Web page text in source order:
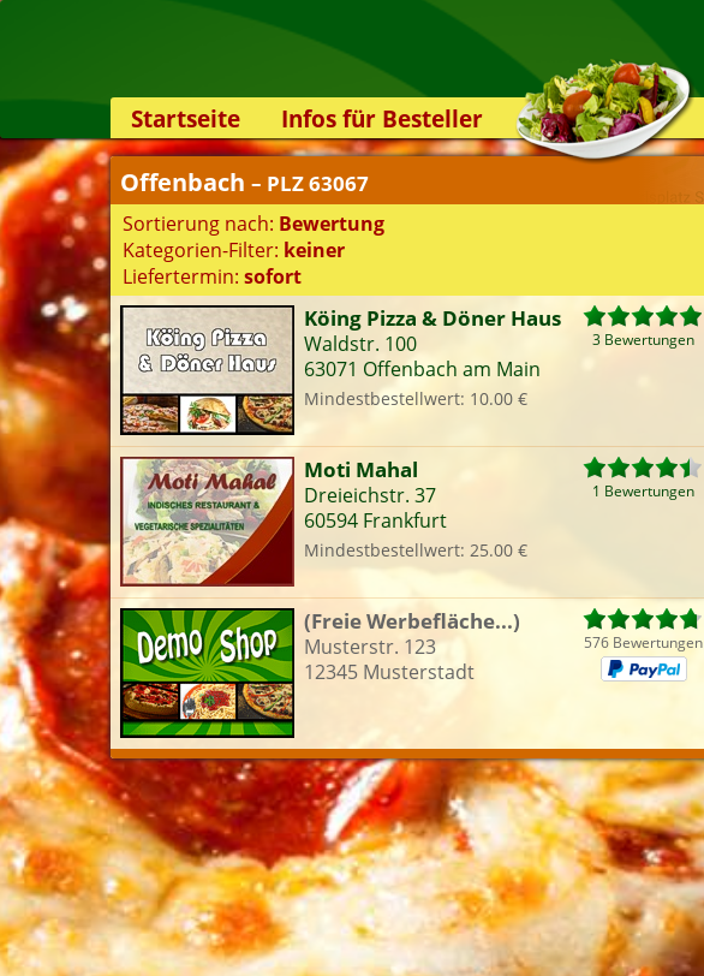
Startseite
Infos für Besteller
Lieferservice-App
Weiterempfehlen
Newsletter
Sicherheit
Kontakt
Sortierung:
Kategorien-Filter:
Pizza
Nudeln
sofort
für
Offenbach – PLZ 63067
Sortierung nach: Bewertung
Kategorien-Filter: keiner
Liefertermin: sofort
Köing Pizza & Döner Haus
Waldstr. 100
63071 Offenbach am Main
Mindestbestellwert: 10.00 €
3 Bewertungen
Moti Mahal
Dreieichstr. 37
60594 Frankfurt
Mindestbestellwert: 25.00 €
1 Bewertungen
(Freie Werbefläche...)
Musterstr. 123
12345 Musterstadt
576 Bewertungen